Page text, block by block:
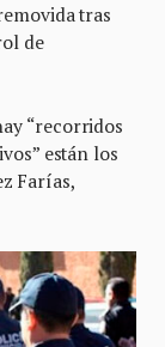
tras
de
“recorridos
están los
Farías,